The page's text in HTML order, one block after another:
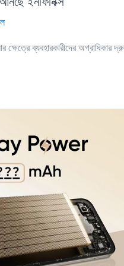
ক্ষেত্রে ব্যবহারকারীদের অগ্রাধিকার